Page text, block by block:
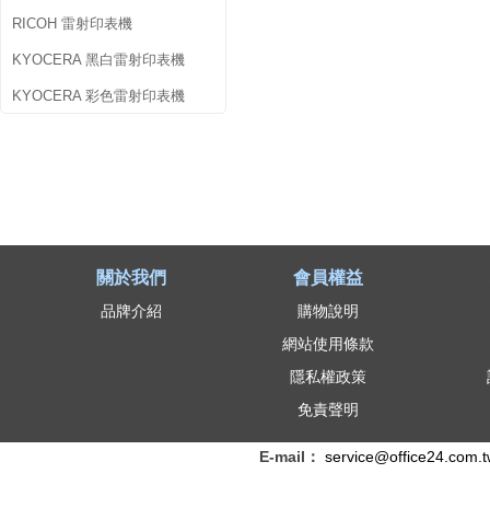
RICOH 雷射印表機
KYOCERA 黑白雷射印表機
KYOCERA 彩色雷射印表機
關於我們
品牌介紹
會員權益
購物說明
網站使用條款
隱私權政策
免責聲明
E-mail：